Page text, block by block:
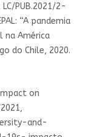
PUB.2021/2-
“A pandemia
na América
do Chile, 2020.
on
and-